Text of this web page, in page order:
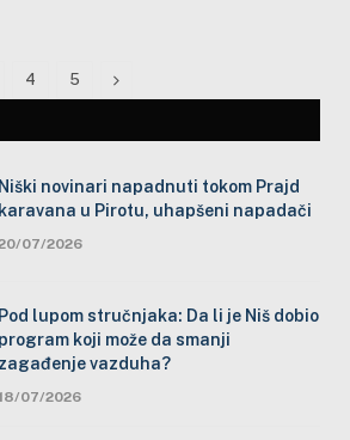
4 5 Next
Niški novinari napadnuti tokom Prajd
karavana u Pirotu, uhapšeni napadači
07/2026
Pod lupom stručnjaka: Da li je Niš dobio
program koji može da smanji
zagađenje vazduha?
07/2026